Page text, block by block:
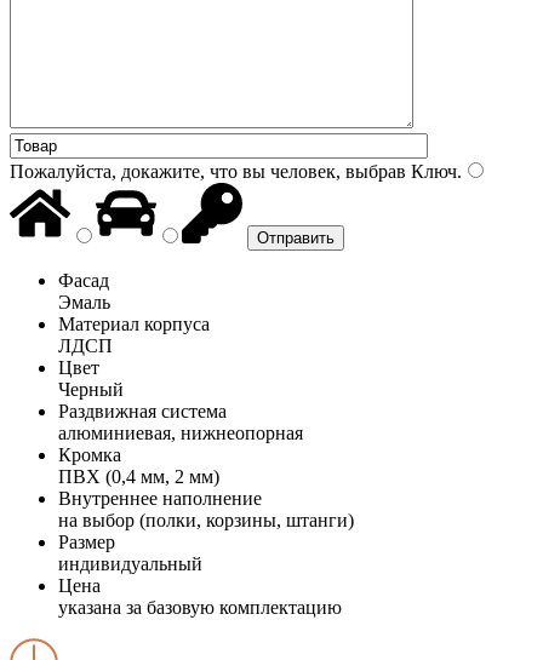
Пожалуйста, докажите, что вы человек, выбрав Ключ.
Фасад
Эмаль
Материал корпуса
ЛДСП
Цвет
Черный
Раздвижная система
алюминиевая, нижнеопорная
Кромка
ПВХ (0,4 мм, 2 мм)
Внутреннее наполнение
на выбор (полки, корзины, штанги)
Размер
индивидуальный
Цена
указана за базовую комплектацию